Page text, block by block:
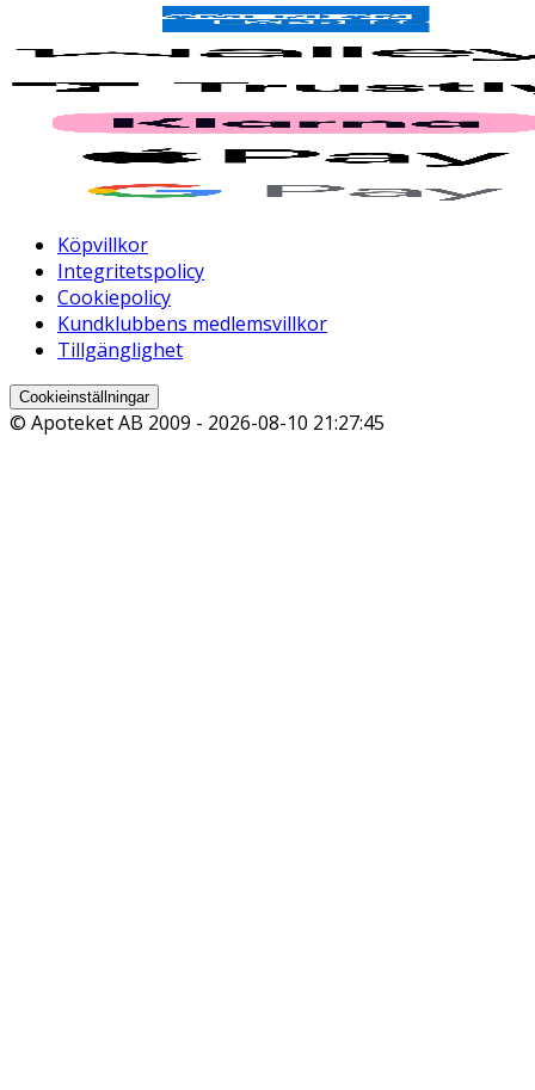
Köpvillkor
Integritetspolicy
Cookiepolicy
Kundklubbens medlemsvillkor
Tillgänglighet
Cookieinställningar
© Apoteket AB 2009 - 2026-08-10 21:27:45